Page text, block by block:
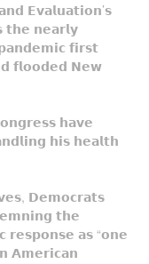
𝗘𝘃𝗮𝗹𝘂𝗮𝘁𝗶𝗼𝗻’𝘀
𝘁𝗵𝗲 𝗻𝗲𝗮𝗿𝗹𝘆
𝗳𝗶𝗿𝘀𝘁
𝗳𝗹𝗼𝗼𝗱𝗲𝗱 𝗡𝗲𝘄
𝗵𝗮𝘃𝗲
𝗵𝗶𝘀 𝗵𝗲𝗮𝗹𝘁𝗵
𝗗𝗲𝗺𝗼𝗰𝗿𝗮𝘁𝘀
𝘁𝗵𝗲
𝗿𝗲𝘀𝗽𝗼𝗻𝘀𝗲 𝗮𝘀 “𝗼𝗻𝗲
𝗔𝗺𝗲𝗿𝗶𝗰𝗮𝗻